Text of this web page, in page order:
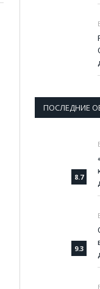
ПОСЛЕДНИЕ
8.7
9.3